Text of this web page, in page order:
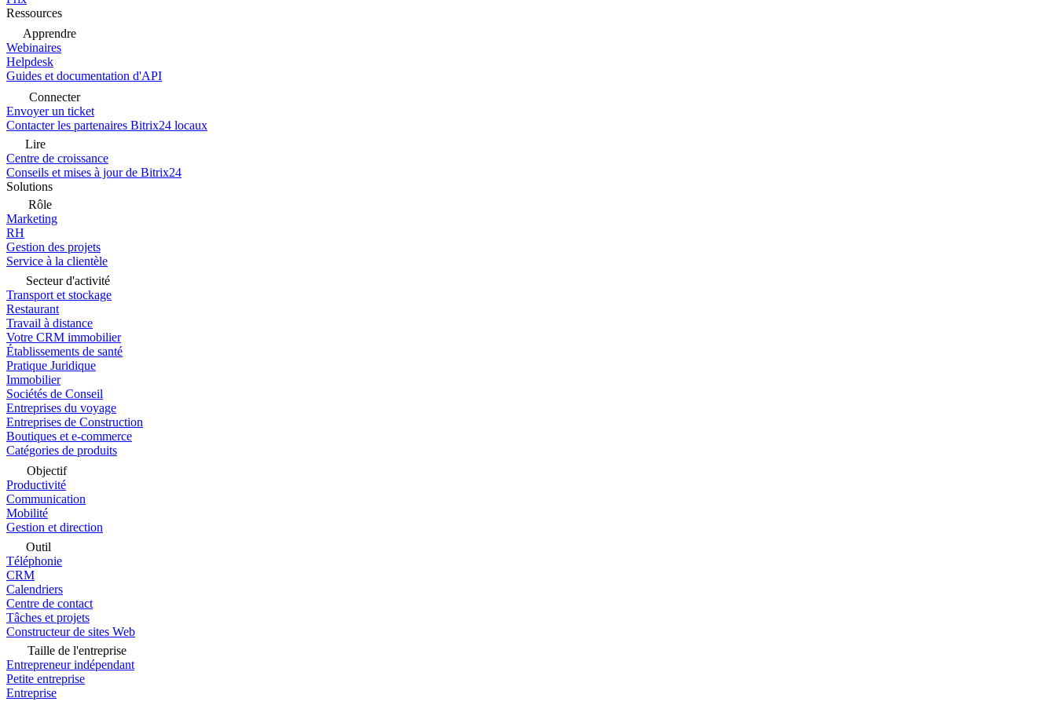
Ressources
Apprendre
Webinaires
Helpdesk
Guides et documentation d'API
Connecter
Envoyer un ticket
Contacter les partenaires Bitrix24 locaux
Lire
Centre de croissance
Conseils et mises à jour de Bitrix24
Solutions
Rôle
Marketing
RH
Gestion des projets
Service à la clientèle
Secteur d'activité
Transport et stockage
Restaurant
Travail à distance
Votre CRM immobilier
Établissements de santé
Pratique Juridique
Immobilier
Sociétés de Conseil
Entreprises du voyage
Entreprises de Construction
Boutiques et e-commerce
Catégories de produits
Objectif
Productivité
Communication
Mobilité
Gestion et direction
Outil
Téléphonie
CRM
Calendriers
Centre de contact
Tâches et projets
Constructeur de sites Web
Taille de l'entreprise
Entrepreneur indépendant
Petite entreprise
Entreprise